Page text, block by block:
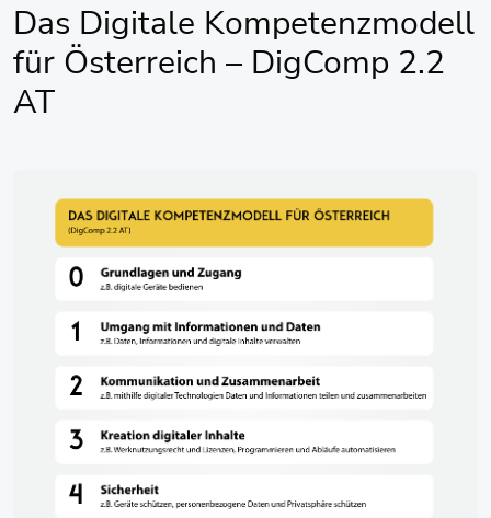
Das Digitale Kompetenzmodell
für Österreich – DigComp 2.2
AT